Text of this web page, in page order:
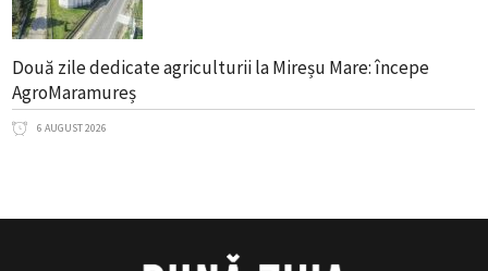
Două zile dedicate agriculturii la Mireșu Mare: începe
AgroMaramureș
6 AUGUST 2026